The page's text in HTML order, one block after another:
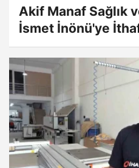
Akif Manaf Sağlık
İsmet İnönü'ye